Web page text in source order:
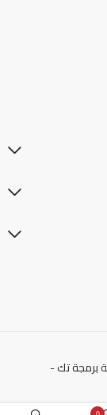
برمجة تك-
0